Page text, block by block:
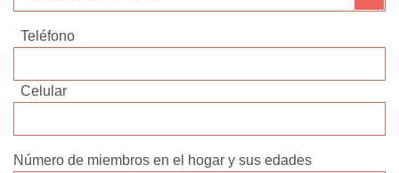
Teléfono
Celular
Número de miembros en el hogar y sus edades